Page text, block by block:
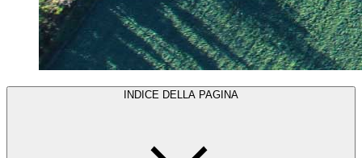
INDICE DELLA PAGINA